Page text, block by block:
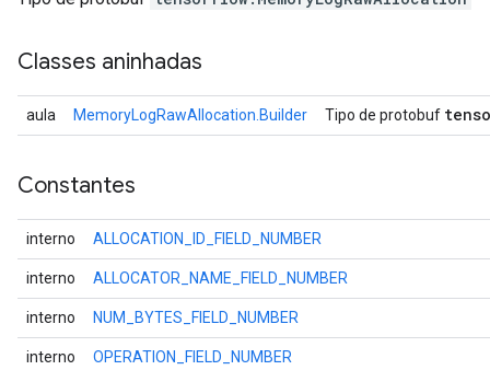
Classes aninhadas
aula MemoryLogRawAllocation.Builder Tipo de protobuf
Constantes
interno ALLOCATION_ID_FIELD_NUMBER
interno ALLOCATOR_NAME_FIELD_NUMBER
interno NUM_BYTES_FIELD_NUMBER
interno OPERATION_FIELD_NUMBER